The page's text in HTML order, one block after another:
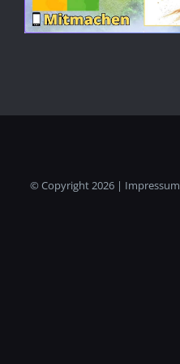
© Copyright2026 | Impressum